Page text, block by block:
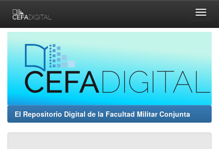
navigation
El Repositorio Digital de la Facultad Militar Conjunta